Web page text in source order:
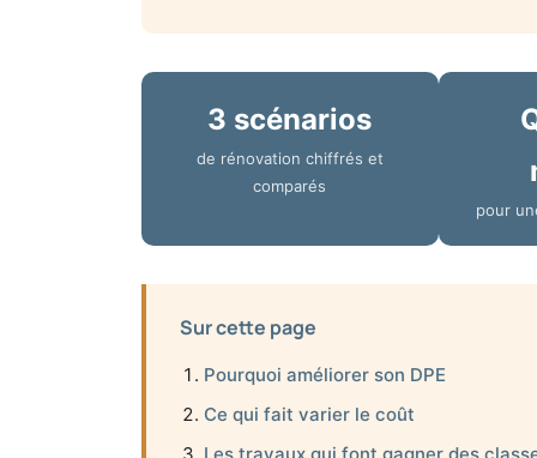
3 scénarios
de rénovation chiffrés et
comparés
pour
Sur cette page
Pourquoi améliorer son DPE
Ce qui fait varier le coût